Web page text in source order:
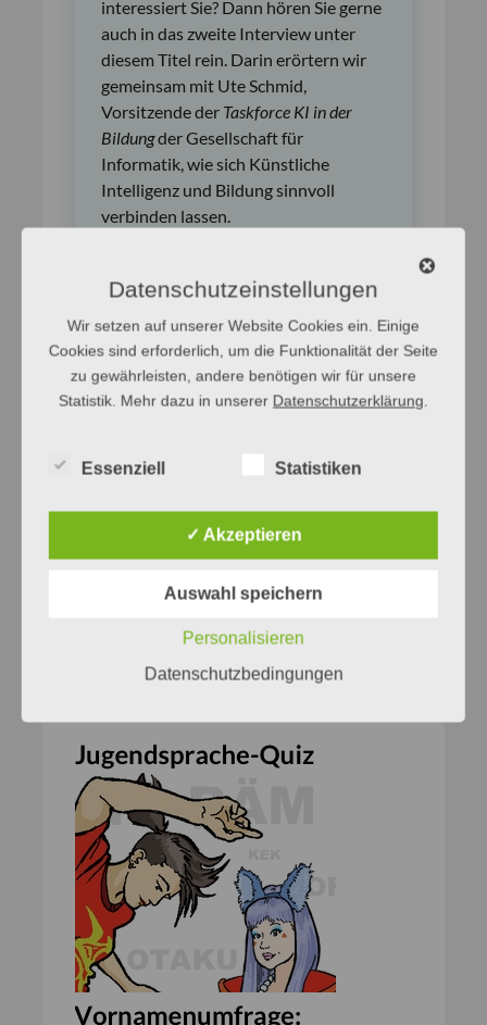
interessiert Sie? Dann hören Sie gerne
auch in das zweite Interview unter
diesem Titel rein. Darin erörtern wir
gemeinsam mit Ute Schmid,
Vorsitzende der Taskforce KI in der
Bildungder Gesellschaft für
Informatik, wie sich Künstliche
Intelligenz und Bildung sinnvoll
verbinden lassen.
KI« – Interview 2/2:
Wortcast mit Prof. Dr. Ute
Schmid
künstliche Intelligenz
Wissenschaft
Datenschutzeinstellungen
Wir setzen auf unserer Website Cookies ein. Einige
Cookies sind erforderlich, um die Funktionalität der Seite
zu gewährleisten, andere benötigen wir für unsere
Statistik. Mehr dazu in unserer Datenschutzerklärung
Essenziell Statistiken
✓ Akzeptieren
Auswahl speichern
Personalisieren
Datenschutzbedingungen